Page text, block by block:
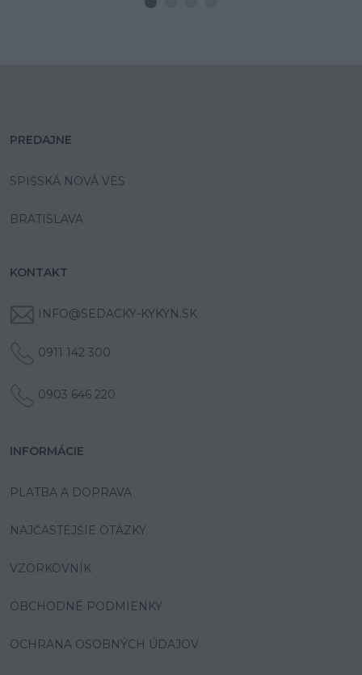
PREDAJNE
SPIŠSKÁ NOVÁ VES
BRATISLAVA
KONTAKT
INFO@SEDACKY-KYKYN.SK
0911 142 300
0903 646 220
INFORMÁCIE
PLATBA A DOPRAVA
NAJČASTEJŠIE OTÁZKY
VZORKOVNÍK
OBCHODNÉ PODMIENKY
OCHRANA OSOBNÝCH ÚDAJOV